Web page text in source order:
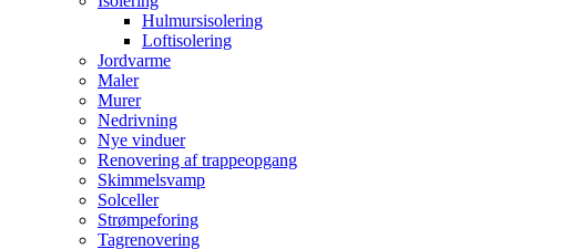
Hulmursisolering
Loftisolering
Jordvarme
Maler
Murer
Nedrivning
Nye vinduer
Renovering af trappeopgang
Skimmelsvamp
Solceller
Strømpeforing
Tagrenovering